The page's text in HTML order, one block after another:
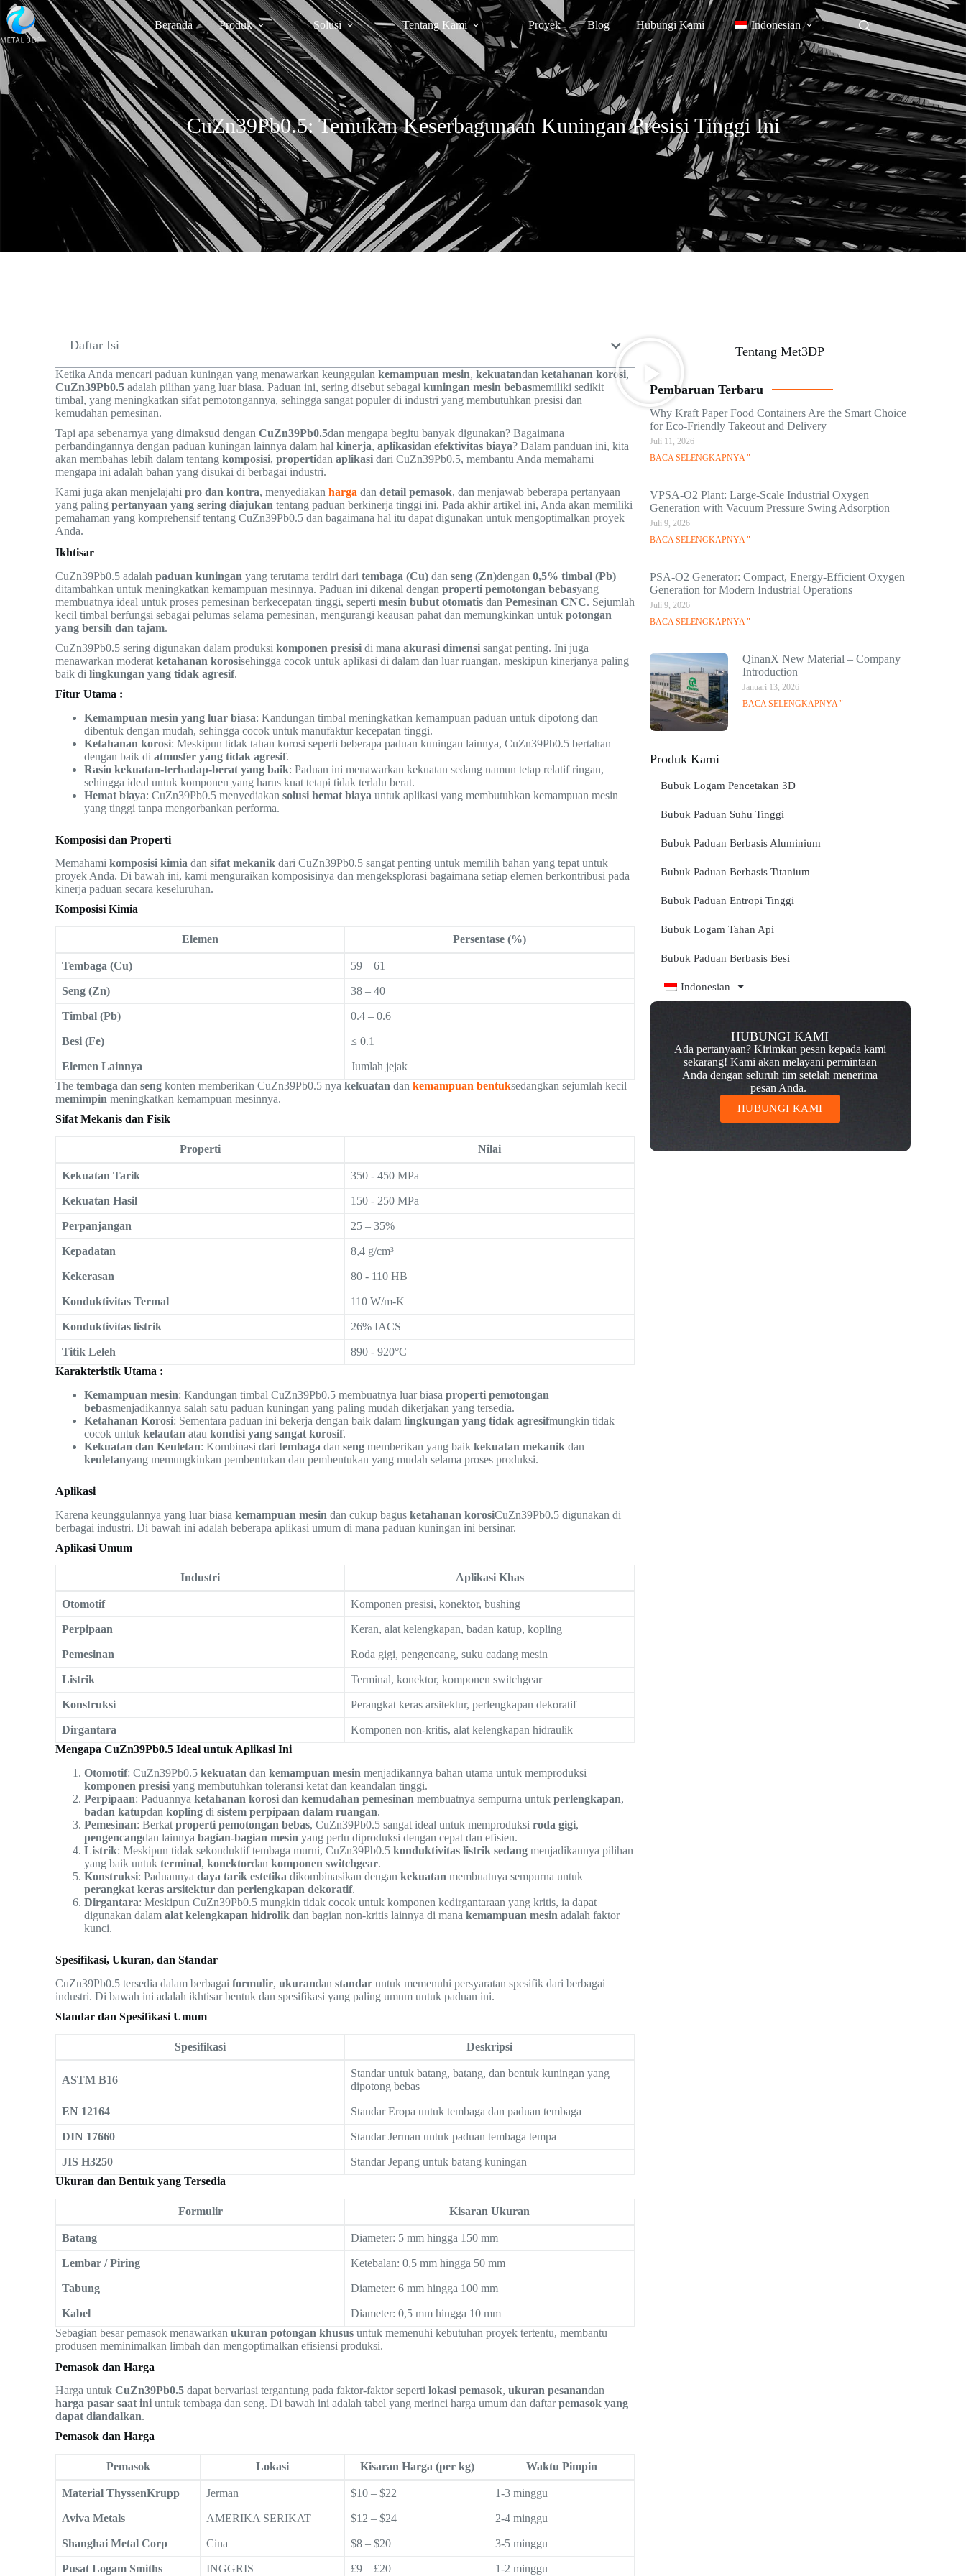
Beranda Produk Solusi Tentang Kami Proyek Blog Hubungi Kami Indonesian
CuZn39Pb0.5: Temukan Keserbagunaan Kuningan Presisi Tinggi Ini
Daftar Isi
Ketika Anda mencari paduan kuningan yang menawarkan keunggulankemampuan mesin,kekuatandanketahanan korosi,
CuZn39Pb0.5 adalah pilihan yang luar biasa. Paduan ini, sering disebut sebagaikuningan mesin bebasmemiliki sedikit
timbal, yang meningkatkan sifat pemotongannya, sehingga sangat populer di industri yang membutuhkan presisi dan
kemudahan pemesinan.
Tapi apa sebenarnya yang dimaksud denganCuZn39Pb0.5dan mengapa begitu banyak digunakan? Bagaimana
perbandingannya dengan paduan kuningan lainnya dalam halkinerja,aplikasidanefektivitas biaya? Dalam panduan ini, kita
akan membahas lebih dalam tentangkomposisi,propertidanaplikasi dari CuZn39Pb0.5, membantu Anda memahami
mengapa ini adalah bahan yang disukai di berbagai industri.
Kami juga akan menjelajahipro dan kontra, menyediakan harga dandetail pemasok, dan menjawab beberapa pertanyaan
yang palingpertanyaan yang sering diajukan tentang paduan berkinerja tinggi ini. Pada akhir artikel ini, Anda akan memiliki
pemahaman yang komprehensif tentang CuZn39Pb0.5 dan bagaimana hal itu dapat digunakan untuk mengoptimalkan proyek
Anda.
Ikhtisar
CuZn39Pb0.5 adalahpaduan kuningan yang terutama terdiri daritembaga (Cu) danseng (Zn)dengan0,5% timbal (Pb)
ditambahkan untuk meningkatkan kemampuan mesinnya. Paduan ini dikenal denganproperti pemotongan bebasyang
membuatnya ideal untuk proses pemesinan berkecepatan tinggi, sepertimesin bubut otomatis danPemesinan CNC. Sejumlah
kecil timbal berfungsi sebagai pelumas selama pemesinan, mengurangi keausan pahat dan memungkinkan untukpotongan
yang bersih dan tajam.
CuZn39Pb0.5 sering digunakan dalam produksikomponen presisi di manaakurasi dimensi sangat penting. Ini juga
menawarkan moderatketahanan korosisehingga cocok untuk aplikasi di dalam dan luar ruangan, meskipun kinerjanya paling
baik dilingkungan yang tidak agresif.
Fitur Utama :
Kemampuan mesin yang luar biasa: Kandungan timbal meningkatkan kemampuan paduan untuk dipotong dan
dibentuk dengan mudah, sehingga cocok untuk manufaktur kecepatan tinggi.
Ketahanan korosi: Meskipun tidak tahan korosi seperti beberapa paduan kuningan lainnya, CuZn39Pb0.5 bertahan
dengan baik diatmosfer yang tidak agresif.
Rasio kekuatan-terhadap-berat yang baik: Paduan ini menawarkan kekuatan sedang namun tetap relatif ringan,
sehingga ideal untuk komponen yang harus kuat tetapi tidak terlalu berat.
Hemat biaya: CuZn39Pb0.5 menyediakansolusi hemat biaya untuk aplikasi yang membutuhkan kemampuan mesin
yang tinggi tanpa mengorbankan performa.
Komposisi dan Properti
Memahamikomposisi kimia dansifat mekanik dari CuZn39Pb0.5 sangat penting untuk memilih bahan yang tepat untuk
proyek Anda. Di bawah ini, kami menguraikan komposisinya dan mengeksplorasi bagaimana setiap elemen berkontribusi pada
kinerja paduan secara keseluruhan.
Komposisi Kimia
Elemen Persentase (%)
Tembaga (Cu) 59 – 61
Seng (Zn) 38 – 40
Timbal (Pb) 0.4 – 0.6
Besi (Fe) ≤ 0.1
Elemen Lainnya
Jumlah jejak
Thetembaga danseng konten memberikan CuZn39Pb0.5 nyakekuatan dankemampuan bentuksedangkan sejumlah kecil
memimpin meningkatkan kemampuan mesinnya.
Sifat Mekanis dan Fisik
Properti Nilai
Kekuatan Tarik 350 - 450 MPa
Kekuatan Hasil 150 - 250 MPa
Perpanjangan 25 – 35%
Kepadatan 8,4 g/cm³
Kekerasan 80 - 110 HB
Konduktivitas Termal 110 W/m-K
Konduktivitas listrik 26% IACS
Titik Leleh
890 - 920°C
Karakteristik Utama :
Kemampuan mesin: Kandungan timbal CuZn39Pb0.5 membuatnya luar biasaproperti pemotongan
bebasmenjadikannya salah satu paduan kuningan yang paling mudah dikerjakan yang tersedia.
Ketahanan Korosi: Sementara paduan ini bekerja dengan baik dalamlingkungan yang tidak agresifmungkin tidak
cocok untukkelautan ataukondisi yang sangat korosif.
Kekuatan dan Keuletan: Kombinasi daritembaga danseng memberikan yang baikkekuatan mekanik dan
keuletanyang memungkinkan pembentukan dan pembentukan yang mudah selama proses produksi.
Aplikasi
Karena keunggulannya yang luar biasakemampuan mesin dan cukup bagusketahanan korosiCuZn39Pb0.5 digunakan di
berbagai industri. Di bawah ini adalah beberapa aplikasi umum di mana paduan kuningan ini bersinar.
Aplikasi Umum
Industri Aplikasi Khas
Otomotif Komponen presisi, konektor, bushing
Perpipaan Keran, alat kelengkapan, badan katup, kopling
Pemesinan Roda gigi, pengencang, suku cadang mesin
Listrik Terminal, konektor, komponen switchgear
Konstruksi Perangkat keras arsitektur, perlengkapan dekoratif
Dirgantara
Komponen non-kritis, alat kelengkapan hidraulik
Mengapa CuZn39Pb0.5 Ideal untuk Aplikasi Ini
Otomotif: CuZn39Pb0.5kekuatan dankemampuan mesin menjadikannya bahan utama untuk memproduksi
komponen presisi yang membutuhkan toleransi ketat dan keandalan tinggi.
Perpipaan: Paduannyaketahanan korosi dankemudahan pemesinan membuatnya sempurna untukperlengkapan,
badan katupdankopling disistem perpipaan dalam ruangan.
Pemesinan: Berkatproperti pemotongan bebas, CuZn39Pb0.5 sangat ideal untuk memproduksiroda gigi,
pengencangdan lainnyabagian-bagian mesin yang perlu diproduksi dengan cepat dan efisien.
Listrik: Meskipun tidak sekonduktif tembaga murni, CuZn39Pb0.5konduktivitas listrik sedang menjadikannya pilihan
yang baik untukterminal,konektordankomponen switchgear.
Konstruksi: Paduannyadaya tarik estetika dikombinasikan dengankekuatan membuatnya sempurna untuk
perangkat keras arsitektur danperlengkapan dekoratif.
Dirgantara: Meskipun CuZn39Pb0.5 mungkin tidak cocok untuk komponen kedirgantaraan yang kritis, ia dapat
digunakan dalamalat kelengkapan hidrolik dan bagian non-kritis lainnya di manakemampuan mesin adalah faktor
kunci.
Spesifikasi, Ukuran, dan Standar
CuZn39Pb0.5 tersedia dalam berbagaiformulir,ukurandanstandar untuk memenuhi persyaratan spesifik dari berbagai
industri. Di bawah ini adalah ikhtisar bentuk dan spesifikasi yang paling umum untuk paduan ini.
Standar dan Spesifikasi Umum
Spesifikasi Deskripsi
ASTM B16
Standar untuk batang, batang, dan bentuk kuningan yang
dipotong bebas
EN 12164 Standar Eropa untuk tembaga dan paduan tembaga
DIN 17660 Standar Jerman untuk paduan tembaga tempa
JIS H3250
Standar Jepang untuk batang kuningan
Ukuran dan Bentuk yang Tersedia
Formulir Kisaran Ukuran
Batang Diameter: 5 mm hingga 150 mm
Lembar / Piring Ketebalan: 0,5 mm hingga 50 mm
Tabung Diameter: 6 mm hingga 100 mm
Kabel
Diameter: 0,5 mm hingga 10 mm
Sebagian besar pemasok menawarkanukuran potongan khusus untuk memenuhi kebutuhan proyek tertentu, membantu
produsen meminimalkan limbah dan mengoptimalkan efisiensi produksi.
Pemasok dan Harga
Harga untukCuZn39Pb0.5 dapat bervariasi tergantung pada faktor-faktor sepertilokasi pemasok,ukuran pesanandan
harga pasar saat ini untuk tembaga dan seng. Di bawah ini adalah tabel yang merinci harga umum dan daftarpemasok yang
dapat diandalkan.
Pemasok dan Harga
Pemasok Lokasi Kisaran Harga (per kg) Waktu Pimpin
Material ThyssenKrupp Jerman $10 – $22 1-3 minggu
Aviva Metals AMERIKA SERIKAT $12 – $24 2-4 minggu
Shanghai Metal Corp Cina $8 – $20 3-5 minggu
Pusat Logam Smiths INGGRIS £9 – £20 1-2 minggu
Tentang Met3DP
Pembaruan Terbaru
Why Kraft Paper Food Containers Are the Smart Choice
for Eco-Friendly Takeout and Delivery
Juli 11, 2026
BACA SELENGKAPNYA "
VPSA-O2 Plant: Large-Scale Industrial Oxygen
Generation with Vacuum Pressure Swing Adsorption
Juli 9, 2026
BACA SELENGKAPNYA "
PSA-O2 Generator: Compact, Energy-Efficient Oxygen
Generation for Modern Industrial Operations
Juli 9, 2026
BACA SELENGKAPNYA "
QinanX New Material – Company
Introduction
Januari 13, 2026
BACA SELENGKAPNYA "
Produk Kami
Bubuk Logam Pencetakan 3D
Bubuk Paduan Suhu Tinggi
Bubuk Paduan Berbasis Aluminium
Bubuk Paduan Berbasis Titanium
Bubuk Paduan Entropi Tinggi
Bubuk Logam Tahan Api
Bubuk Paduan Berbasis Besi
Indonesian
HUBUNGI KAMI
Ada pertanyaan? Kirimkan pesan kepada kami
sekarang! Kami akan melayani permintaan
Anda dengan seluruh tim setelah menerima
pesan Anda.
HUBUNGI KAMI